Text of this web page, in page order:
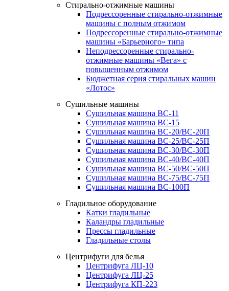
Стирально-отжимные машины
Подрессоренные стирально-отжимные
машины с полным отжимом
Подрессоренные стирально-отжимные
машины «Барьерного» типа
Неподрессоренные стирально-
отжимные машины «Вега» с
повышенным отжимом
Бюджетная серия стиральных машин
«Лотос»
Сушильные машины
Сушильная машина ВС-11
Сушильная машина ВС-15
Сушильная машина ВС-20/ВС-20П
Сушильная машина ВС-25/ВС-25П
Сушильная машина ВС-30/ВС-30П
Сушильная машина ВС-40/ВС-40П
Сушильная машина ВС-50/ВС-50П
Сушильная машина ВС-75/ВС-75П
Сушильная машина ВС-100П
Гладильное оборудование
Катки гладильные
Каландры гладильные
Прессы гладильные
Гладильные столы
Центрифуги для белья
Центрифуга ЛЦ-10
Центрифуга ЛЦ-25
Центрифуга КП-223